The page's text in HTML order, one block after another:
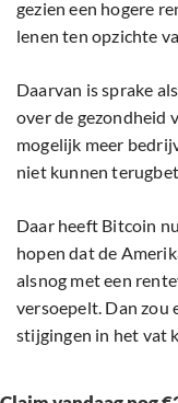
gezien een hogere
lenen ten opzichte
Daarvan is sprake
over de gezondheid
mogelijk meer
niet kunnen
Daar heeft Bitcoin
hopen dat de
alsnog met een
versoepelt. Dan zou
stijgingen in het vat